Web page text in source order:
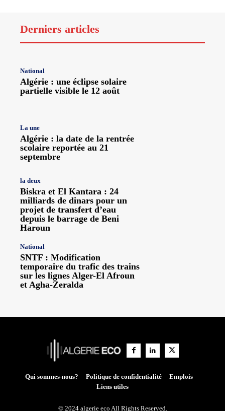
Derniers articles
National
Algérie : une éclipse solaire
partielle visible le 12 août
La une
Algérie : la date de la rentrée
scolaire reportée au 21
septembre
la deux
Biskra et El Kantara : 24
milliards de dinars pour un
projet de transfert d’eau
depuis le barrage de Beni
Haroun
National
SNTF : Modification
temporaire du trafic des trains
sur les lignes Alger-El Afroun
et Agha-Zeralda
Qui sommes-nous? Politique de confidentialité
Emplois
Liens utiles
© 2024 algerie eco All Rights Reserved.